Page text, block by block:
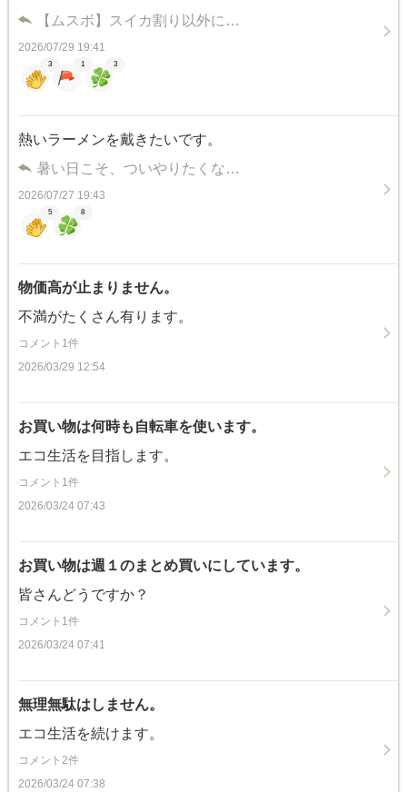
【ムスボ】スイカ割り以外に…
2026/07/29 19:41
3 1 3
熱いラーメンを戴きたいです。
暑い日こそ、ついやりたくな…
2026/07/27 19:43
5 8
物価高が止まりません。
不満がたくさん有ります。
コメント1件
2026/03/29 12:54
お買い物は何時も自転車を使います。
エコ生活を目指します。
コメント1件
2026/03/24 07:43
お買い物は週１のまとめ買いにしています。
皆さんどうですか？
コメント1件
2026/03/24 07:41
無理無駄はしません。
エコ生活を続けます。
コメント2件
2026/03/24 07:38